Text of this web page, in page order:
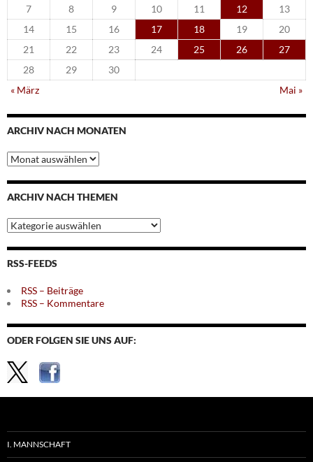
7 8 9 10 11 12
13
14
15 16 17 18 19
20
21
22 23 24 25 26
27
28
29
30
« März
Mai »
ARCHIV NACH MONATEN
Archiv
nach
Monaten
ARCHIV NACH THEMEN
Archiv
nach
Themen
RSS-FEEDS
RSS – Beiträge
RSS – Kommentare
ODER FOLGEN SIE UNS AUF:
I. MANNSCHAFT